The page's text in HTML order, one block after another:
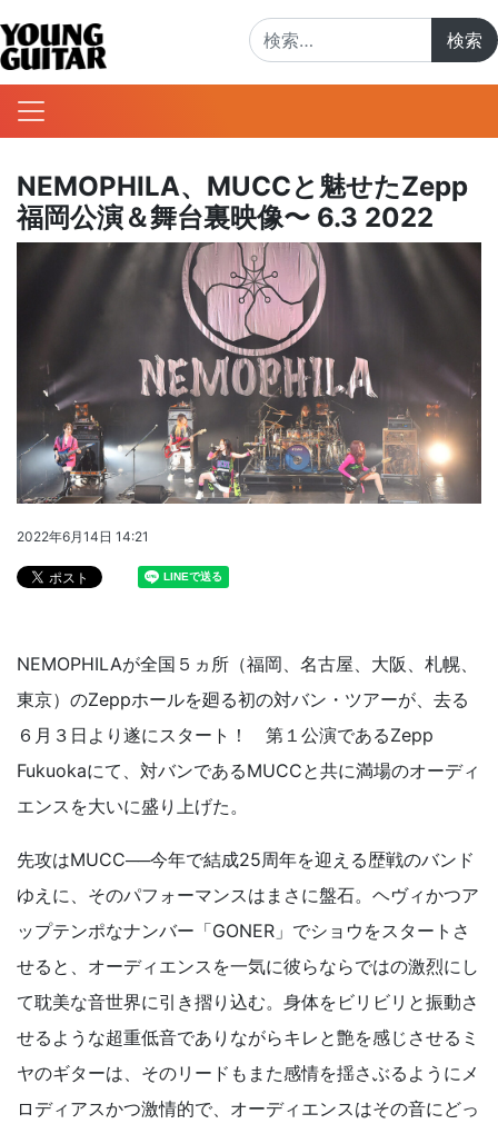
NEMOPHILA、MUCCと魅せたZepp
福岡公演＆舞台裏映像〜 6.3 2022
2022年6月14日 14:21
NEMOPHILAが全国５ヵ所（福岡、名古屋、大阪、札幌、
東京）のZeppホールを廻る初の対バン・ツアーが、去る
６月３日より遂にスタート！ 第１公演であるZepp
Fukuokaにて、対バンであるMUCCと共に満場のオーディ
エンスを大いに盛り上げた。
先攻はMUCC──今年で結成25周年を迎える歴戦のバンド
ゆえに、そのパフォーマンスはまさに盤石。ヘヴィかつア
ップテンポなナンバー「GONER」でショウをスタートさ
せると、オーディエンスを一気に彼らならではの激烈にし
て耽美な音世界に引き摺り込む。身体をビリビリと振動さ
せるような超重低音でありながらキレと艶を感じさせるミ
ヤのギターは、そのリードもまた感情を揺さぶるようにメ
ロディアスかつ激情的で、オーディエンスはその音にどっ